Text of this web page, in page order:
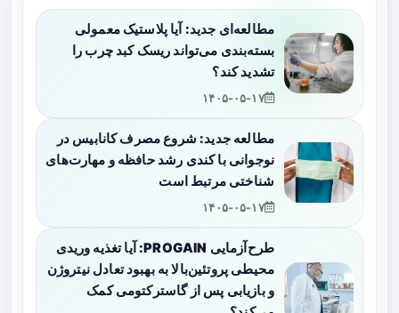
مطالعه‌ای جدید: آیا پلاستیک معمولی
بسته‌بندی می‌تواند ریسک کبد چرب را
تشدید کند؟
۱۴۰۵-۰۵-۱۷
مطالعه جدید: شروع مصرف کانابیس در
نوجوانی با کندی رشد حافظه و مهارت‌های
شناختی مرتبط است
۱۴۰۵-۰۵-۱۷
طرح‌آزمایی PROGAIN: آیا تغذیه وریدی
محیطی پروتئین‌بالا به بهبود تعادل نیتروژن
و بازیابی پس از گاسترکتومی کمک